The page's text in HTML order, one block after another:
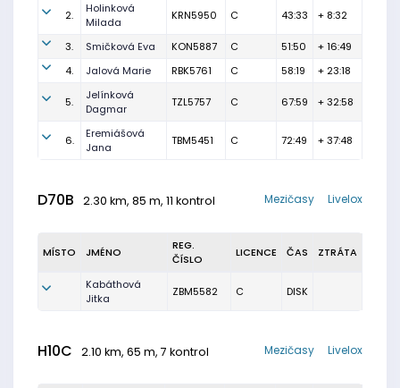
2.
Holinková
Milada
KRN5950 C 43:33 + 8:32
3. Smičková Eva KON5887 C 51:50
+ 16:49
4.
Jalová Marie RBK5761 C 58:19 + 23:18
5.
Jelínková
Dagmar
TZL5757 C 67:59 + 32:58
6.
Eremiášová
Jana
TBM5451 C 72:49 + 37:48
D70B 2.30 km, 85 m, 11 kontrol Livelox
Mezičasy
MÍSTO JMÉNO
REG.
ČÍSLO
LICENCE ČAS ZTRÁTA
Kabáthová
Jitka
ZBM5582 C DISK
H10C 2.10 km, 65 m, 7 kontrol Livelox
Mezičasy